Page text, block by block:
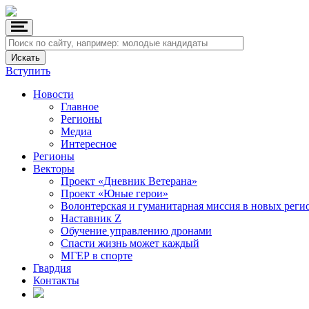
Вступить
Новости
Главное
Регионы
Медиа
Интересное
Регионы
Векторы
Проект «Дневник Ветерана»
Проект «Юные герои»
Волонтерская и гуманитарная миссия в новых
Наставник Z
Обучение управлению дронами
Спасти жизнь может каждый
МГЕР в спорте
Гвардия
Контакты